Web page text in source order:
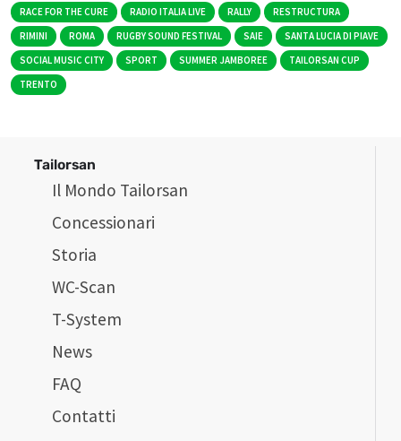
RACE FOR THE CURE
RADIO ITALIA LIVE RALLY
RESTRUCTURA
RIMINI
ROMA RUGBY SOUND FESTIVAL SAIE
SANTA LUCIA DI PIAVE
SOCIAL MUSIC CITY
SPORT SUMMER JAMBOREE
TAILORSAN CUP
TRENTO
Tailorsan
Il Mondo Tailorsan
Concessionari
Storia
WC-Scan
T-System
News
FAQ
Contatti